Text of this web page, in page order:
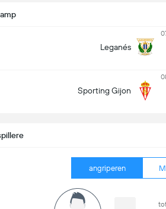
Leganés
Sporting Gijon
angriperen